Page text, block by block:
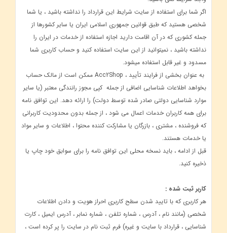
اگر شما برای استفاده از سایت شرایط این قرارداد را نداشته باشید ، یا شما
شخصی هستید که طبق قوانین جمهوری اسلامی ایران یا سایر کشورها از
جمله کشوری که در آن اقامت دارید اجازه استفاده از خدمات در ایران را
نداشته باشید ، نمیتوانید از این سایت استفاده کنید و حساب کاربری شما
مسدود و غیر قابل استفاده میشود.
به عنوان بخشی از فرایند تأیید ، Acc2Shop ممکن است از مالک حساب
بخواهد اطلاعات شناسایی اضافی از جمله کپی مجوز رانندگی معتبر (یا سایر
موارد شناسایی دولتی صادر شده توسط دولت) را ارائه دهد. این توافق نامه
برای همه کاربران خدمات اعمال می شود ، از جمله بدون محدودیت کاربرانی
که فروشنده ، مشتری ، بازرگان یا مشارکت کننده محتوا ، اطلاعات و سایر مواد
یا خدمات هستند.
قبل از ادامه ، باید نسخه محلی این توافق نامه را برای سوابق خود چاپ یا
ذخیره کنید.
کاربر ثبت شده :
هر کاربری که با تایید شدن سطح کاربری احراز هویت و دادن اطلاعات
شخصی (مانند نام ، آدرس ، شماره تلفن ، شماره نمابر ، آدرس ایمیل ، کارت
شناسایی ، قرارداد با سایت و غیره) فرم ثبت نام در سایت را پر کرده است ،